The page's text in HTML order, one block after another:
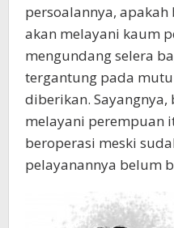
persoalannya, apakah
akan melayani kaum
mengundang selera
tergantung pada
diberikan. Sayangnya,
melayani perempuan
beroperasi meski
pelayanannya belum